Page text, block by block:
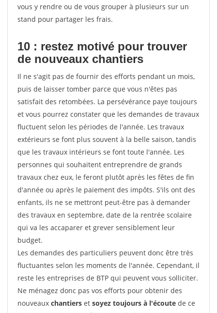
vous y rendre ou de vous grouper à plusieurs sur un
stand pour partager les frais.
10 : restez motivé pour trouver
de nouveaux chantiers
Il ne s'agit pas de fournir des efforts pendant un mois,
puis de laisser tomber parce que vous n'êtes pas
satisfait des retombées. La persévérance paye toujours
et vous pourrez constater que les demandes de travaux
fluctuent selon les périodes de l'année. Les travaux
extérieurs se font plus souvent à la belle saison, tandis
que les travaux intérieurs se font toute l'année. Les
personnes qui souhaitent entreprendre de grands
travaux chez eux, le feront plutôt après les fêtes de fin
d'année ou après le paiement des impôts. S'ils ont des
enfants, ils ne se mettront peut-être pas à demander
des travaux en septembre, date de la rentrée scolaire
qui va les accaparer et grever sensiblement leur
budget.
Les demandes des particuliers peuvent donc être très
fluctuantes selon les moments de l'année. Cependant, il
reste les entreprises de BTP qui peuvent vous solliciter.
Ne ménagez donc pas vos efforts pour obtenir des
nouveaux chantiers et soyez toujours à l'écoute de ce